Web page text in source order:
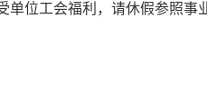
位工会福利，请休假参照事